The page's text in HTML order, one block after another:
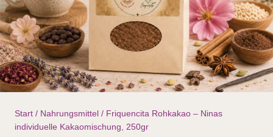
Start / Nahrungsmittel / Friquencita Rohkakao – Ninas
individuelle Kakaomischung, 250gr